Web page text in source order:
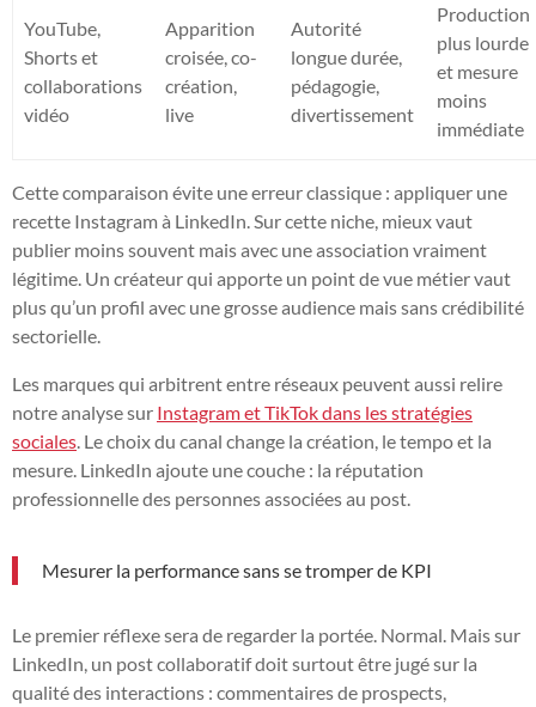
YouTube,
Shorts et
collaborations
vidéo
Apparition
croisée, co-
création,
live
Autorité
longue durée,
pédagogie,
divertissement
Production
plus lourde
et mesure
moins
immédiate
Cette comparaison évite une erreur classique : appliquer une
recette Instagram à LinkedIn. Sur cette niche, mieux vaut
publier moins souvent mais avec une association vraiment
légitime. Un créateur qui apporte un point de vue métier vaut
plus qu’un profil avec une grosse audience mais sans crédibilité
sectorielle.
Les marques qui arbitrent entre réseaux peuvent aussi relire
notre analyse sur Instagram et TikTok dans les stratégies
sociales . Le choix du canal change la création, le tempo et la
mesure. LinkedIn ajoute une couche : la réputation
professionnelle des personnes associées au post.
Mesurer la performance sans se tromper de KPI
Le premier réflexe sera de regarder la portée. Normal. Mais sur
LinkedIn, un post collaboratif doit surtout être jugé sur la
qualité des interactions : commentaires de prospects,